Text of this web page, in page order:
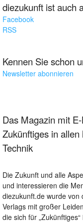
diezukunft ist auch
Facebook
RSS
Kennen Sie schon
Newsletter abonnieren
Das Magazin mit
Zukünftiges in
Technik
Die Zukunft und alle
und interessieren die
diezukunft.de wurde von
Verlags mit großer
die sich für